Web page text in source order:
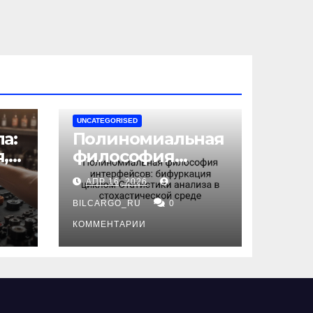
UNCATEGORISED
Полиномиальная
философия
интерфейсов:
бифуркация
циклом
Статистики
анализа в
среде
АПР 16, 2026
BILCARGO_RU 0
КОММЕНТАРИИ